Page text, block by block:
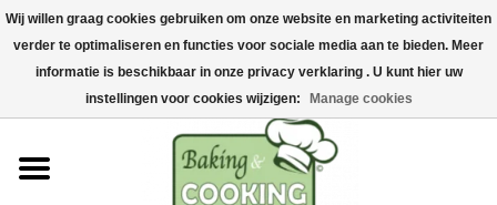
Home
Baking & cooking utensils
Machines & parts
Wij willen graag cookies gebruiken om onze website en marketing activiteiten
verder te optimaliseren en functies voor sociale media aan te bieden. Meer
informatie is beschikbaar in onze privacy verklaring . U kunt hier uw
instellingen voor cookies wijzigen:
Manage cookies